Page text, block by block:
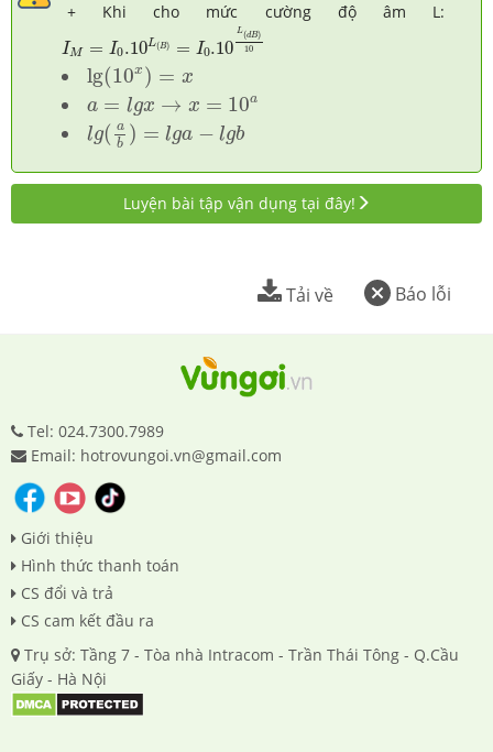
+ Khi cho mức cường độ âm L:
IM = I0.10L(B) = I0.10
L(dB)
10
0.10 B)= .10L(dB )10
lg(10x ) = x
lg(10x)
a = lgx → x = 10a
a= x→ = 10
lg( a
b ) = lga − lgb
lg(ab) ga− b
Luyện bài tập vận dụng tại đây!
Báo lỗi
Tải về
Tel: 024.7300.7989
Email: hotrovungoi.vn@gmail.com
Giới thiệu
Hình thức thanh toán
CS đổi và trả
CS cam kết đầu ra
Trụ sở: Tầng 7 - Tòa nhà Intracom - Trần Thái Tông - Q.Cầu
Giấy - Hà Nội